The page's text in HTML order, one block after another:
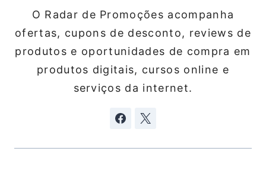
O Radar de Promoções acompanha
ofertas, cupons de desconto, reviews de
produtos e oportunidades de compra em
produtos digitais, cursos online e
serviços da internet.